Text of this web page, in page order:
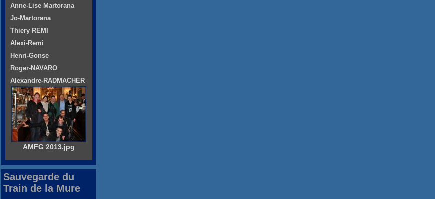
Anne-Lise Martorana
Jo-Martorana
Thiery REMI
Alexi-Remi
Henri-Gonse
Roger-NAVARO
Alexandre-RADMACHER
AMFG 2013.jpg
Sauvegarde du
Train de la Mure